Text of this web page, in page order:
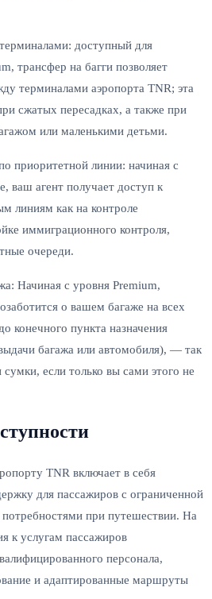
доступный для
трансфер на багги позволяет
терминалами аэропорта TNR; эта
сжатых пересадках, а также при
или маленькими детьми.
приоритетной линии: начиная с
ваш агент получает доступ к
линиям как на контроле
иммиграционного контроля,
очереди.
Начиная с уровня Premium,
о вашем багаже на всех
конечного пункта назначения
багажа или автомобиля), — так
если только вы сами этого не
TNR включает в себя
для пассажиров с ограниченной
при путешествии. На
к услугам пассажиров
персонала,
и адаптированные маршруты